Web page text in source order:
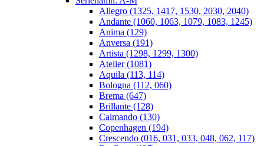
Allegro (1325, 1417, 1530, 2030, 2040)
Andante (1060, 1063, 1079, 1083, 1245)
Anima (129)
Anversa (191)
Artista (1298, 1299, 1300)
Atelier (1081)
Aquila (113, 114)
Bologna (112, 060)
Brema (647)
Brillante (128)
Calmando (130)
Copenhagen (194)
Crescendo (016, 031, 033, 048, 062, 117)